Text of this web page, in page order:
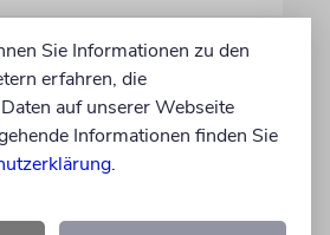
Sie Informationen zu den
erfahren, die
auf unserer Webseite
Informationen finden Sie
.